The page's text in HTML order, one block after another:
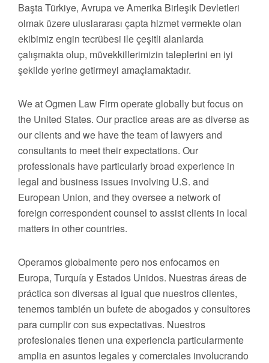
Başta Türkiye, Avrupa ve Amerika Birleşik Devletleri
olmak üzere uluslararası çapta hizmet vermekte olan
ekibimiz engin tecrübesi ile çeşitli alanlarda
çalışmakta olup, müvekkillerimizin taleplerini en iyi
şekilde yerine getirmeyi amaçlamaktadır.
We at Ogmen Law Firm operate globally but focus on
the United States. Our practice areas are as diverse as
our clients and we have the team of lawyers and
consultants to meet their expectations. Our
professionals have particularly broad experience in
legal and business issues involving U.S. and
European Union, and they oversee a network of
foreign correspondent counsel to assist clients in local
matters in other countries.
Operamos globalmente pero nos enfocamos en
Europa, Turquía y Estados Unidos. Nuestras áreas de
práctica son diversas al igual que nuestros clientes,
tenemos también un bufete de abogados y consultores
para cumplir con sus expectativas. Nuestros
profesionales tienen una experiencia particularmente
amplia en asuntos legales y comerciales involucrando